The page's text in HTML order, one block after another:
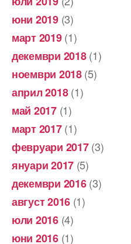
юни 2019(3)
март 2019(1)
декември 2018(1)
ноември 2018(5)
април 2018(1)
май 2017(1)
март 2017(1)
февруари 2017(3)
януари 2017 (5)
декември 2016(3)
август 2016 (1)
юли 2016(4)
юни 2016(1)